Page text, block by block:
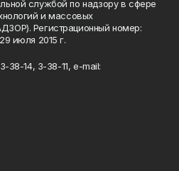
службой по надзору в сфере
и массовых
Регистрационный номер:
июля 2015 г.
38-14, 3-38-11, e-mail: